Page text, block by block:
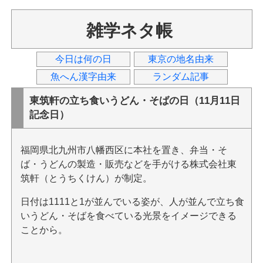
雑学ネタ帳
今日は何の日
東京の地名由来
魚へん漢字由来
ランダム記事
東筑軒の立ち食いうどん・そばの日（11月11日
記念日）
福岡県北九州市八幡西区に本社を置き、弁当・そ
ば・うどんの製造・販売などを手がける株式会社東
筑軒（とうちくけん）が制定。
日付は1111と1が並んでいる姿が、人が並んで立ち食
いうどん・そばを食べている光景をイメージできる
ことから。